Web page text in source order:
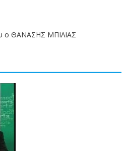
ο ΘΑΝΑΣΗΣ ΜΠΙΛΙΑΣ